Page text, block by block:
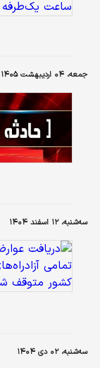
جمعه، ۰۴ اردیبهشت ۱۴۰۵
سه‌شنبه، ۱۲ اسفند ۱۴۰۴
سه‌شنبه، ۰۲ دی ۱۴۰۴